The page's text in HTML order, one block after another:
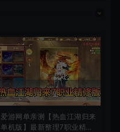
爱游网单亲测【热血江湖归来
单机版】最新整理7职业精修